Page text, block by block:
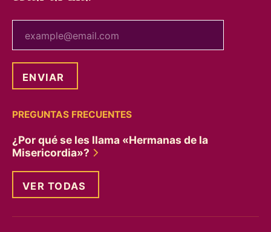
PREGUNTAS FRECUENTES
¿Por qué se les llama «Hermanas de la
Misericordia»?
VER TODAS